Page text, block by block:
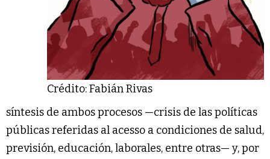
Crédito: Fabián Rivas
síntesis de ambos procesos —crisis de las políticas
públicas referidas al acesso a condiciones de salud,
previsión, educación, laborales, entre otras— y, por